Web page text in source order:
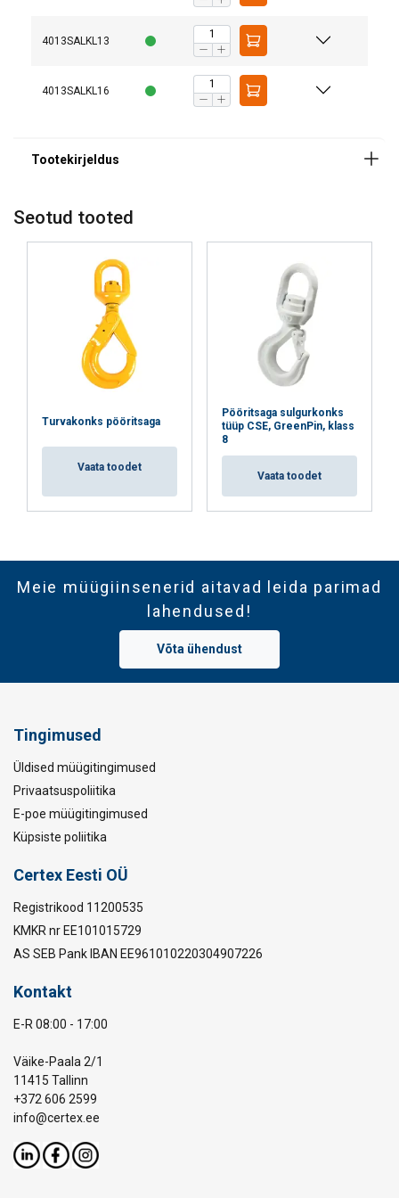
4013SALKL13
4013SALKL16
Seotud tooted
Turvakonks pööritsaga
Vaata toodet
Pööritsaga sulgurkonks
tüüp CSE, GreenPin, klass
8
Vaata toodet
Meie müügiinsenerid aitavad leida parimad
lahendused!
Võta ühendust
Tingimused
Üldised müügitingimused
Privaatsuspoliitika
E-poe müügitingimused
Küpsiste poliitika
Certex Eesti OÜ
Registrikood 11200535
KMKR nr EE101015729
AS SEB Pank IBAN EE961010220304907226
Kontakt
E-R 08:00 - 17:00
Väike-Paala 2/1
11415 Tallinn
+372 606 2599
info@certex.ee
kogunud teie teenuste kasutamisest.
Privaatsuspoliitika
Hädavajalikud
küpsised
Jõudlusküpsised
Reklaamküpsised
NÄITA ÜKSIKASJU
Cookie Policy